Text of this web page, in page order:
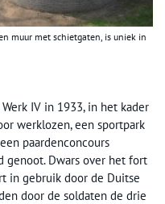
muur met schietgaten, is uniek in
IV in 1933, in het kader
werklozen, een sportpark
paardenconcours
genoot. Dwars over het fort
in gebruik door de Duitse
door de soldaten de drie